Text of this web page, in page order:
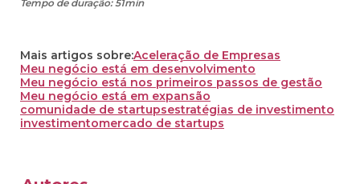
Tempo de duração: 51min
Mais artigos sobre:Aceleração de Empresas
Meu negócio está em desenvolvimento
Meu negócio está nos primeiros passos de gestão
Meu negócio está em expansão
comunidade de startupsestratégias de investimento
investimentomercado de startups